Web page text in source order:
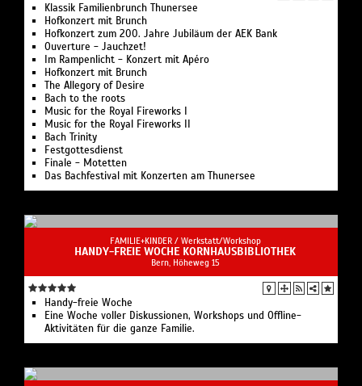
Klassik Familienbrunch Thunersee
Hofkonzert mit Brunch
Hofkonzert zum 200. Jahre Jubiläum der AEK Bank
Ouverture - Jauchzet!
Im Rampenlicht - Konzert mit Apéro
Hofkonzert mit Brunch
The Allegory of Desire
Bach to the roots
Music for the Royal Fireworks I
Music for the Royal Fireworks II
Bach Trinity
Festgottesdienst
Finale - Motetten
Das Bachfestival mit Konzerten am Thunersee
FAMILIE+KINDER / Werkstatt/Workshop
HANDY-FREIE WOCHE KORNHAUSBIBLIOTHEK
Bern, Höheweg 15
Handy-freie Woche
Eine Woche voller Diskussionen, Workshops und Offline-
Aktivitäten für die ganze Familie.